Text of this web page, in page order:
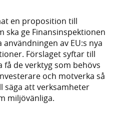
en proposition till
ska ge Finansinspektionen
av EU:s nya
Förslaget syftar till
de verktyg som behövs
och motverka så
säga att verksamheter
miljövänliga.